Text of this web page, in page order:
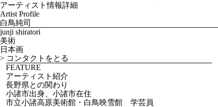
アーティスト情報詳細
Artist Profile
白鳥純司
junji shiratori
美術
日本画
> コンタクトをとる
FEATURE
アーティスト紹介
長野県との関わり
小諸市出身、小諸市在住
市立小諸高原美術館・白鳥映雪館 学芸員